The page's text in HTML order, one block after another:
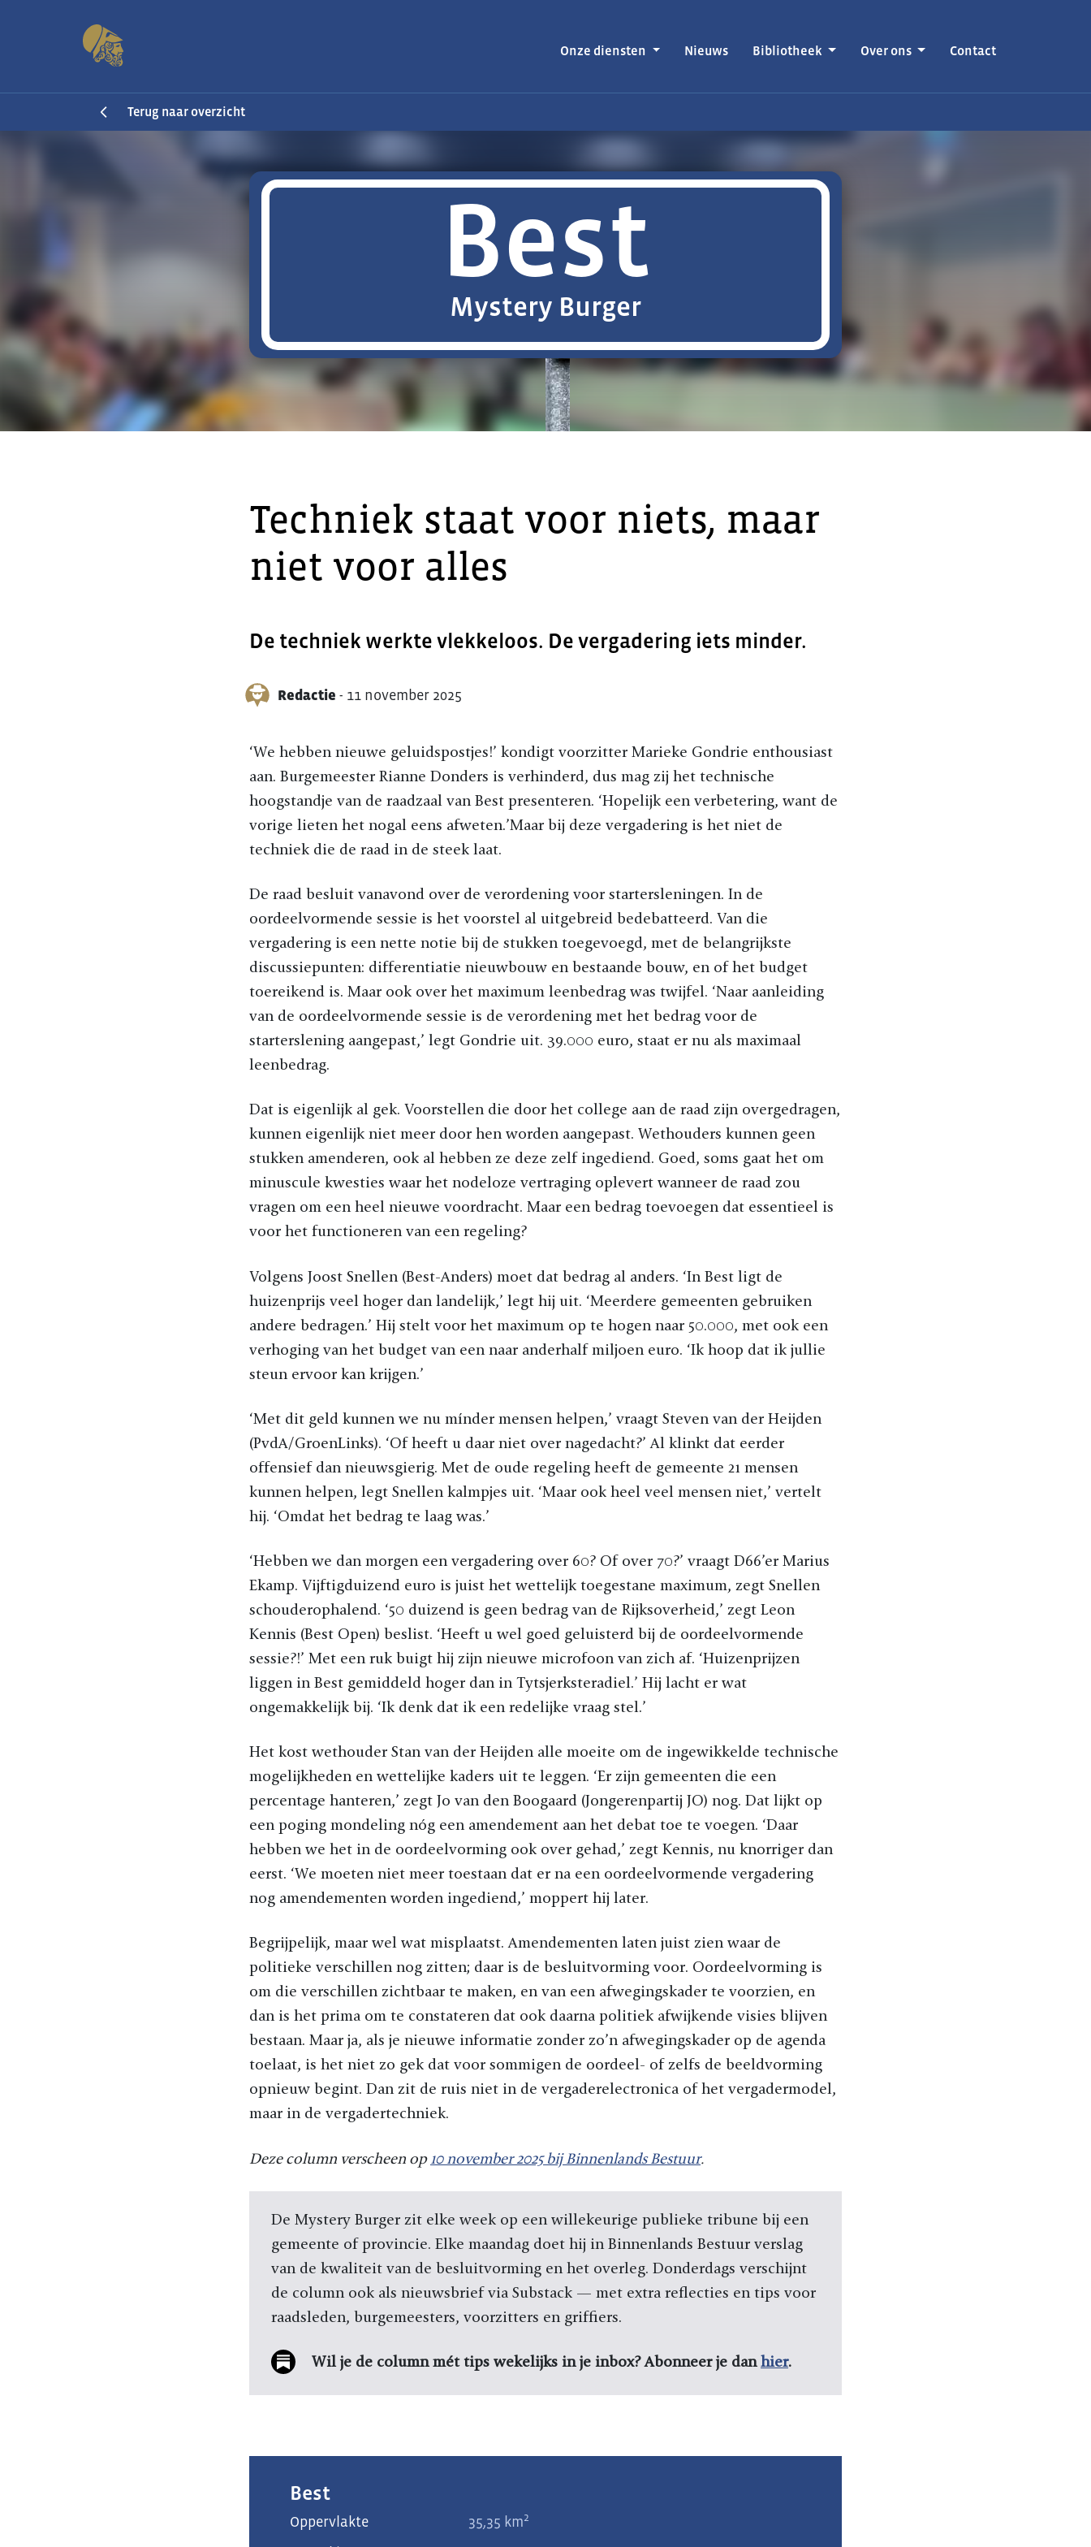
Onze diensten Nieuws Bibliotheek Over ons Contact
Terug naar overzicht
Best
Mystery Burger
Techniek staat voor niets, maar
niet voor alles
De techniek werkte vlekkeloos. De vergadering iets minder.
Redactie - 11 november 2025
‘We hebben nieuwe geluidspostjes!’ kondigt voorzitter Marieke Gondrie enthousiast
aan. Burgemeester Rianne Donders is verhinderd, dus mag zij het technische
hoogstandje van de raadzaal van Best presenteren. ‘Hopelijk een verbetering, want de
vorige lieten het nogal eens afweten.’Maar bij deze vergadering is het niet de
techniek die de raad in de steek laat.
De raad besluit vanavond over de verordening voor startersleningen. In de
oordeelvormende sessie is het voorstel al uitgebreid bedebatteerd. Van die
vergadering is een nette notie bij de stukken toegevoegd, met de belangrijkste
discussiepunten: differentiatie nieuwbouw en bestaande bouw, en of het budget
toereikend is. Maar ook over het maximum leenbedrag was twijfel. ‘Naar aanleiding
van de oordeelvormende sessie is de verordening met het bedrag voor de
starterslening aangepast,’ legt Gondrie uit. 39.000 euro, staat er nu als maximaal
leenbedrag.
Dat is eigenlijk al gek. Voorstellen die door het college aan de raad zijn overgedragen,
kunnen eigenlijk niet meer door hen worden aangepast. Wethouders kunnen geen
stukken amenderen, ook al hebben ze deze zelf ingediend. Goed, soms gaat het om
minuscule kwesties waar het nodeloze vertraging oplevert wanneer de raad zou
vragen om een heel nieuwe voordracht. Maar een bedrag toevoegen dat essentieel is
voor het functioneren van een regeling?
Volgens Joost Snellen (Best-Anders) moet dat bedrag al anders. ‘In Best ligt de
huizenprijs veel hoger dan landelijk,’ legt hij uit. ‘Meerdere gemeenten gebruiken
andere bedragen.’ Hij stelt voor het maximum op te hogen naar 50.000, met ook een
verhoging van het budget van een naar anderhalf miljoen euro. ‘Ik hoop dat ik jullie
steun ervoor kan krijgen.’
‘Met dit geld kunnen we nu mínder mensen helpen,’ vraagt Steven van der Heijden
(PvdA/GroenLinks). ‘Of heeft u daar niet over nagedacht?’ Al klinkt dat eerder
offensief dan nieuwsgierig. Met de oude regeling heeft de gemeente 21 mensen
kunnen helpen, legt Snellen kalmpjes uit. ‘Maar ook heel veel mensen niet,’ vertelt
hij. ‘Omdat het bedrag te laag was.’
‘Hebben we dan morgen een vergadering over 60? Of over 70?’ vraagt D66’er Marius
Ekamp. Vijftigduizend euro is juist het wettelijk toegestane maximum, zegt Snellen
schouderophalend. ‘50 duizend is geen bedrag van de Rijksoverheid,’ zegt Leon
Kennis (Best Open) beslist. ‘Heeft u wel goed geluisterd bij de oordeelvormende
sessie?!’ Met een ruk buigt hij zijn nieuwe microfoon van zich af. ‘Huizenprijzen
liggen in Best gemiddeld hoger dan in Tytsjerksteradiel.’ Hij lacht er wat
ongemakkelijk bij. ‘Ik denk dat ik een redelijke vraag stel.’
Het kost wethouder Stan van der Heijden alle moeite om de ingewikkelde technische
mogelijkheden en wettelijke kaders uit te leggen. ‘Er zijn gemeenten die een
percentage hanteren,’ zegt Jo van den Boogaard (Jongerenpartij JO) nog. Dat lijkt op
een poging mondeling nóg een amendement aan het debat toe te voegen. ‘Daar
hebben we het in de oordeelvorming ook over gehad,’ zegt Kennis, nu knorriger dan
eerst. ‘We moeten niet meer toestaan dat er na een oordeelvormende vergadering
nog amendementen worden ingediend,’ moppert hij later.
Begrijpelijk, maar wel wat misplaatst. Amendementen laten juist zien waar de
politieke verschillen nog zitten; daar is de besluitvorming voor. Oordeelvorming is
om die verschillen zichtbaar te maken, en van een afwegingskader te voorzien, en
dan is het prima om te constateren dat ook daarna politiek afwijkende visies blijven
bestaan. Maar ja, als je nieuwe informatie zonder zo’n afwegingskader op de agenda
toelaat, is het niet zo gek dat voor sommigen de oordeel- of zelfs de beeldvorming
opnieuw begint. Dan zit de ruis niet in de vergaderelectronica of het vergadermodel,
maar in de vergadertechniek.
Deze column verscheen op 10 november 2025 bij Binnenlands Bestuur.
De Mystery Burger zit elke week op een willekeurige publieke tribune bij een
gemeente of provincie. Elke maandag doet hij in Binnenlands Bestuur verslag
van de kwaliteit van de besluitvorming en het overleg. Donderdags verschijnt
de column ook als nieuwsbrief via Substack — met extra reflecties en tips voor
raadsleden, burgemeesters, voorzitters en griffiers.
Wil je de column mét tips wekelijks in je inbox? Abonneer je danhier.
Best
Oppervlakte 35,35 km2